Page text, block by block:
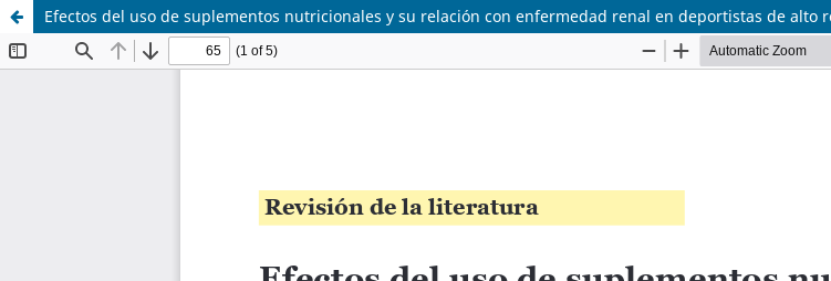
Efectos del uso de suplementos nutricionales y su relación con enfermedad renal en deportistas de alto